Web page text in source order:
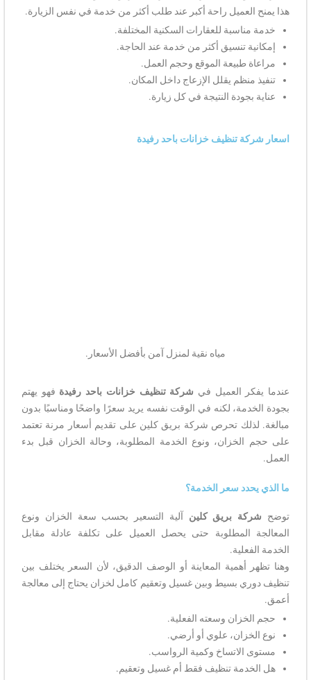
هذا يمنح العميل راحة أكبر عند طلب أكثر من خدمة في نفس الزيارة.
خدمة مناسبة للعقارات السكنية المختلفة.
إمكانية تنسيق أكثر من خدمة عند الحاجة.
مراعاة طبيعة الموقع وحجم العمل.
تنفيذ منظم يقلل الإزعاج داخل المكان.
عناية بجودة النتيجة في كل زيارة.
اسعار شركة تنظيف خزانات باحد رفيدة
مياه نقية لمنزل آمن بأفضل الأسعار.
عندما يفكر العميل في شركة تنظيف خزانات باحد رفيدة فهو يهتم
بجودة الخدمة، لكنه في الوقت نفسه يريد سعرًا واضحًا ومناسبًا بدون
مبالغة. لذلك تحرص شركة بريق كلين على تقديم أسعار مرنة تعتمد
على حجم الخزان، ونوع الخدمة المطلوبة، وحالة الخزان قبل بدء
العمل.
ما الذي يحدد سعر الخدمة؟
توضح شركة بريق كلين آلية التسعير بحسب سعة الخزان ونوع
المعالجة المطلوبة حتى يحصل العميل على تكلفة عادلة مقابل
الخدمة الفعلية.
وهنا تظهر أهمية المعاينة أو الوصف الدقيق، لأن السعر يختلف بين
تنظيف دوري بسيط وبين غسيل وتعقيم كامل لخزان يحتاج إلى معالجة
أعمق.
حجم الخزان وسعته الفعلية.
نوع الخزان، علوي أو أرضي.
مستوى الاتساخ وكمية الرواسب.
هل الخدمة تنظيف فقط أم غسيل وتعقيم.